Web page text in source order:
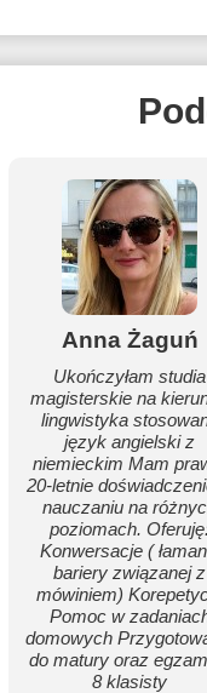
Anna Żaguń
Ukończyłam studia
magisterskie na
lingwistyka
język angielski z
niemieckim Mam
20-letnie
nauczaniu na
poziomach.
Konwersacje (
bariery związanej z
mówiniem)
Pomoc w
domowych
do matury oraz
8 klasisty